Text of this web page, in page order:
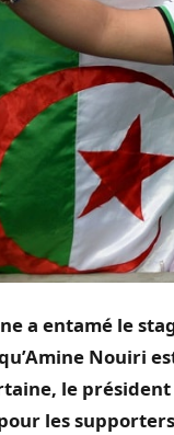
a entamé le
Nouiri
le
les